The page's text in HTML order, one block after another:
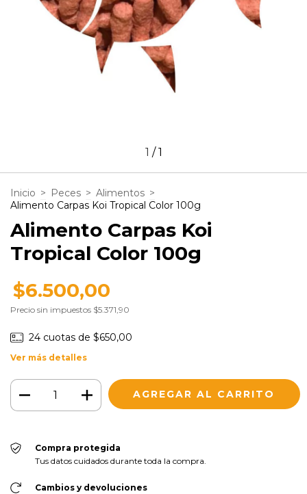
1 /1
Inicio > Peces > Alimentos >
Alimento Carpas Koi Tropical Color 100g
Alimento Carpas Koi
Tropical Color 100g
$6.500,00
Precio sin impuestos $5.371,90
24 cuotas de $650,00
Ver más detalles
Compra protegida
Tus datos cuidados durante toda la compra.
Cambios y devoluciones